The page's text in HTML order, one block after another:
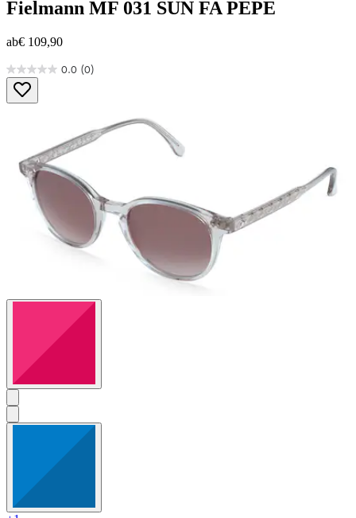
Fielmann MF 031 SUN FA PEPE
ab€ 109,90
0.0 (0)
0.0
von
5